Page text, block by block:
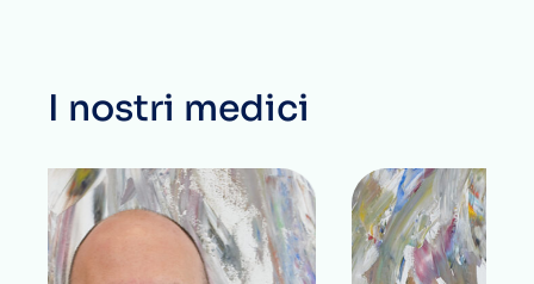
I nostri medici